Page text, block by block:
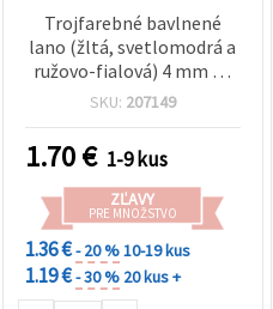
Trojfarebné bavlnené
lano (žltá, svetlomodrá a
ružovo-fialová) 4 mm ~5
m – ideálne na macramé,
SKU: 207149
1.70€ 1-9 kus
ZĽAVY
PRE MNOŽSTVO
1.36 €- 20 %10-19 kus
1.19 €- 30 % 20 kus +